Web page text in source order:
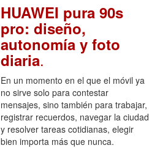
HUAWEI pura 90s
pro: diseño,
autonomía y foto
diaria.
En un momento en el que el móvil ya
no sirve solo para contestar
mensajes, sino también para trabajar,
registrar recuerdos, navegar la ciudad
y resolver tareas cotidianas, elegir
bien importa más que nunca.